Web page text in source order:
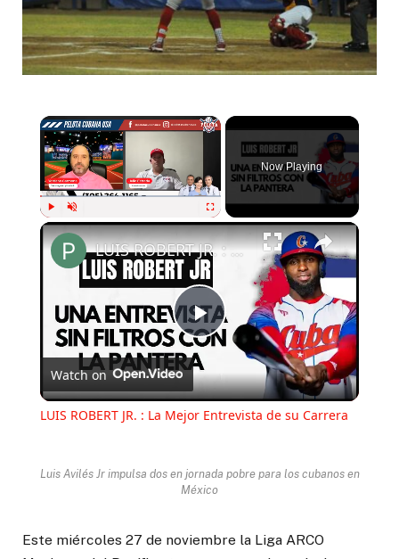
Play Unmute Fullscreen
Now Playing
Play
Video
LUIS ROBERT JR. : La Mejor Entrevista de su Carrera
Watch on
LUIS ROBERT JR. : La Mejor Entrevista de su Carrera
Luis Avilés Jr impulsa dos en jornada pobre para los cubanos en
México
Este miércoles 27 de noviembre la Liga ARCO